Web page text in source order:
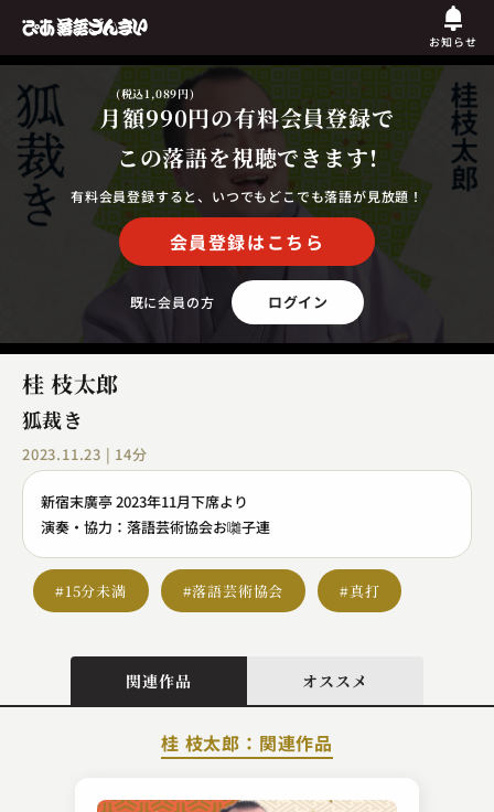
お知らせ
月額990円
(税込1,089円)
の有料会員登録で
この落語を視聴できます!
有料会員登録すると、いつでもどこでも落語が見放題！
会員登録はこちら
既に会員の方 ログイン
桂 枝太郎
狐裁き
2023.11.23 | 14分
新宿末廣亭 2023年11月下席より
演奏・協力：落語芸術協会お囃子連
#15分未満 #落語芸術協会 #真打
関連作品 オススメ
桂 枝太郎：関連作品